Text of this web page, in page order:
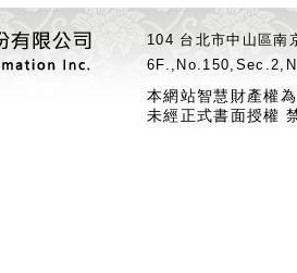
104 台北市中山區
本網站智慧財產權
未經正式書面授權